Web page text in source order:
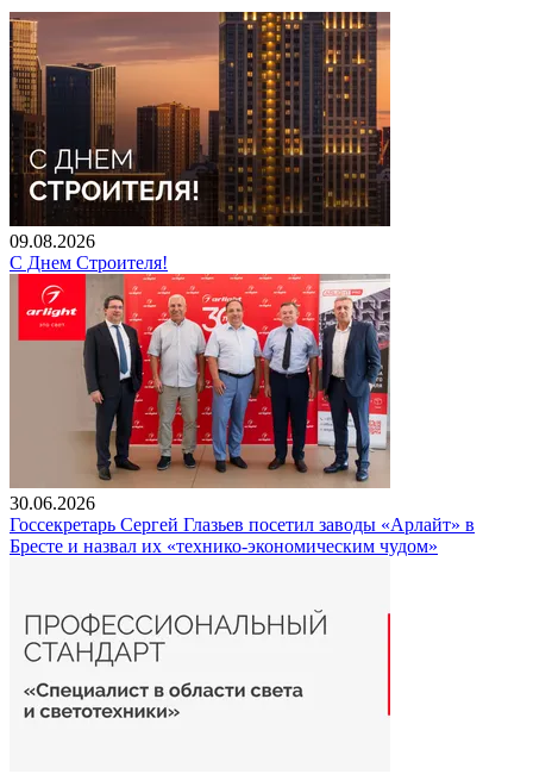
09.08.2026
С Днем Строителя!
30.06.2026
Госсекретарь Сергей Глазьев посетил заводы «Арлайт» в
Бресте и назвал их «технико-экономическим чудом»